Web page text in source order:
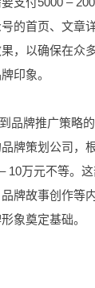
的首页、文章
，以确保在众
印象。
品牌推广策略
牌策划公司，
10万元不等。
牌故事创作等
象奠定基础。